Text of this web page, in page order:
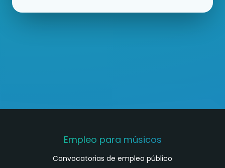
Empleo para músicos
Convocatorias de empleo público